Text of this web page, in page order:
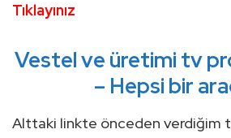
Tıklayınız
Vestel ve üretimi tv
– Hepsi bir
Alttaki linkte önceden verdiğim